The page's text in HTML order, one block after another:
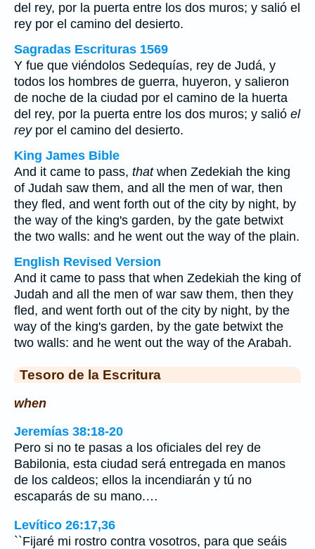
del rey, por la puerta entre los dos muros; y salió el
rey por el camino del desierto.
Sagradas Escrituras 1569
Y fue que viéndolos Sedequías, rey de Judá, y
todos los hombres de guerra, huyeron, y salieron
de noche de la ciudad por el camino de la huerta
del rey, por la puerta entre los dos muros; y salió el
reypor el camino del desierto.
King James Bible
And it came to pass, thatwhen Zedekiah the king
of Judah saw them, and all the men of war, then
they fled, and went forth out of the city by night, by
the way of the king's garden, by the gate betwixt
the two walls: and he went out the way of the plain.
English Revised Version
And it came to pass that when Zedekiah the king of
Judah and all the men of war saw them, then they
fled, and went forth out of the city by night, by the
way of the king's garden, by the gate betwixt the
two walls: and he went out the way of the Arabah.
Tesoro de la Escritura
when
Jeremías 38:18-20
Pero si no te pasas a los oficiales del rey de
Babilonia, esta ciudad será entregada en manos
de los caldeos; ellos la incendiarán y tú no
escaparás de su mano.…
Levítico 26:17,36
``Fijaré mi rostro contra vosotros, para que seáis